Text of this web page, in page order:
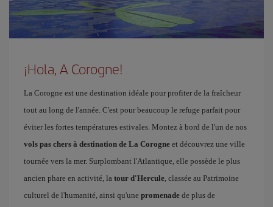
¡Hola, A Corogne!
La Corogne est une destination idéale pour profiter de la fraîcheur
tout au long de l'année. C'est pour beaucoup le refuge parfait pour
éviter les fortes températures estivales. Montez à bord de l'un de nos
vols pas chers à destination de La Corogne et découvrez une ville
tournée vers la mer. Surplombant l'Atlantique, elle possède le plus
ancien phare en activité, la tour d'Hercule, classée au Patrimoine
culturel de l'humanité, ainsi qu'une promenade de plus de